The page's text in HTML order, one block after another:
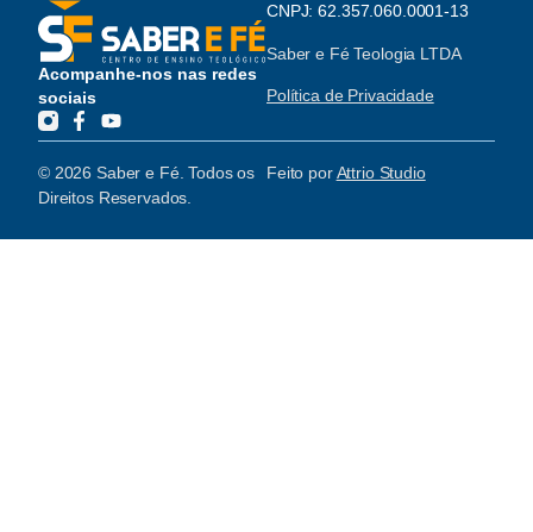
Acompanhe-nos nas redes
sociais
CNPJ: 62.357.060.0001-13
Saber e Fé Teologia LTDA
Política de Privacidade
© 2026 Saber e Fé. Todos os
Direitos Reservados.
Feito porAttrio Studio